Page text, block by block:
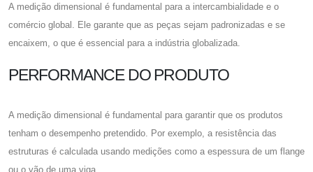
A medição dimensional é fundamental para a intercambialidade e o
comércio global. Ele garante que as peças sejam padronizadas e se
encaixem, o que é essencial para a indústria globalizada.
PERFORMANCE DO PRODUTO
A medição dimensional é fundamental para garantir que os produtos
tenham o desempenho pretendido. Por exemplo, a resistência das
estruturas é calculada usando medições como a espessura de um flange
ou o vão de uma viga.